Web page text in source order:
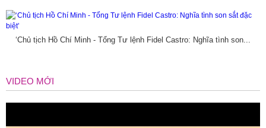
‘Chủ tịch Hồ Chí Minh - Tổng Tư lệnh Fidel Castro: Nghĩa tình son...
VIDEO MỚI